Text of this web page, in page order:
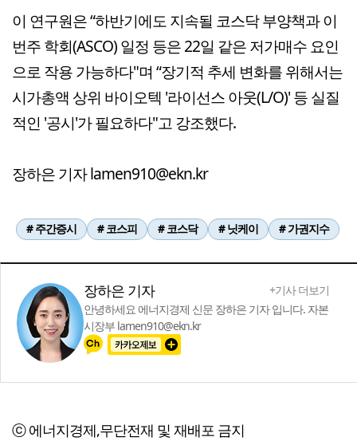
이 연구원은 “하반기에도 지속될 코스닥 부양책과 이
번주 학회(ASCO) 일정 등은 22일 같은 저가매수 요인
으로 작용 가능하다"며 “장기적 추세 변화를 위해서는
시가총액 상위 바이오텍 '라이선스 아웃(L/O)' 등 실질
적인 '공시'가 필요하다"고 강조했다.
장하은 기자 lamen910@ekn.kr
# 주간증시 # 코스피 # 코스닥 # 닛케이 # 가권지수
장하은 기자
+기사 더보기
안녕하세요 에너지경제 신문 장하은 기자 입니다. 자본
시장부 lamen910@ekn.kr
ⓒ 에너지경제,무단전재 및 재배포 금지